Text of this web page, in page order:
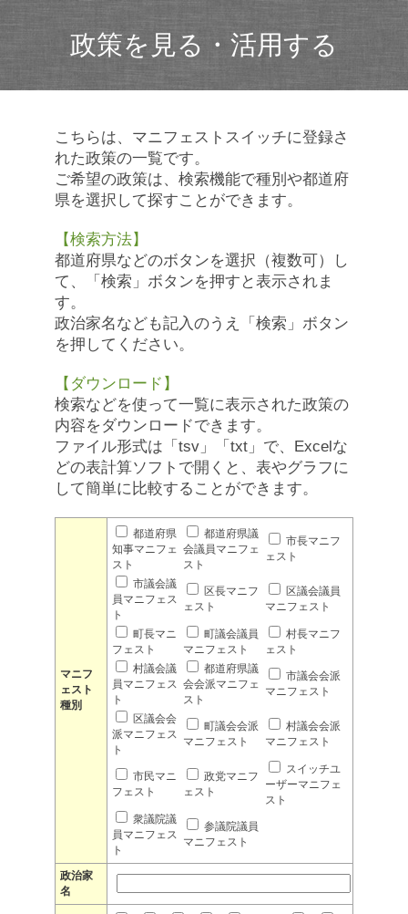
政策を見る・活用する
こちらは、マニフェストスイッチに登録さ
れた政策の一覧です。
ご希望の政策は、検索機能で種別や都道府
県を選択して探すことができます。
【検索方法】
都道府県などのボタンを選択（複数可）し
て、「検索」ボタンを押すと表示されま
す。
政治家名なども記入のうえ「検索」ボタン
を押してください。
【ダウンロード】
検索などを使って一覧に表示された政策の
内容をダウンロードできます。
ファイル形式は「tsv」「txt」で、Excelな
どの表計算ソフトで開くと、表やグラフに
して簡単に比較することができます。
マニフ
ェスト
種別
都道府県
知事マニフェ
スト
都道府県議
会議員マニフェ
スト
市長マニフ
ェスト
市議会議
員マニフェス
ト
区長マニフ
ェスト
区議会議員
マニフェスト
町長マニ
フェスト
町議会議員
マニフェスト
村長マニフ
ェスト
村議会議
員マニフェス
ト
都道府県議
会会派マニフェ
スト
市議会会派
マニフェスト
区議会会
派マニフェス
ト
町議会会派
マニフェスト
村議会会派
マニフェスト
市民マニ
フェスト
政党マニフ
ェスト
スイッチユ
ーザーマニフェ
スト
衆議院議
員マニフェス
ト
参議院議員
マニフェスト
政治家
名